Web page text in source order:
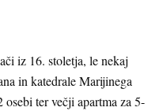
iz 16. stoletja, le nekaj
in katedrale Marijinega
ter večji apartma za 5-